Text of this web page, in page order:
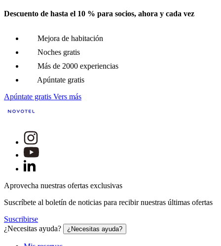
Descuento de hasta el 10 % para socios, ahora y cada vez
Mejora de habitación
Noches gratis
Más de 2000 experiencias
Apúntate gratis
Apúntate gratis Vers más
Aprovecha nuestras ofertas exclusivas
Suscríbete al boletín de noticias para recibir nuestras últimas ofertas
Suscribirse
¿Necesitas ayuda?
¿Necesitas ayuda?